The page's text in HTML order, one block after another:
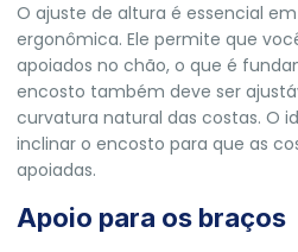
O ajuste de altura é essencial
ergonômica. Ele permite que
apoiados no chão, o que é
encosto também deve ser
curvatura natural das costas. O
inclinar o encosto para que as
apoiadas.
Apoio para os braços